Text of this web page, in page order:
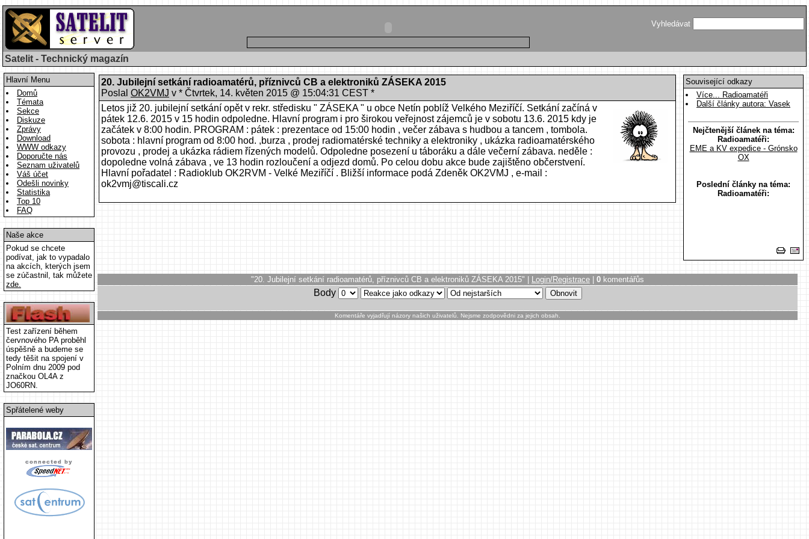
Vyhledávat
Satelit - Technický magazín
Hlavní Menu
Domů
Témata
Sekce
Diskuze
Zprávy
Download
WWW odkazy
Doporučte nás
Seznam uživatelů
Váš účet
Odešli novinky
Statistika
Top 10
FAQ
Naše akce
Pokud se chcete
podívat, jak to vypadalo
na akcích, kterých jsem
se zúčastnil, tak můžete
zde.
Test zařízení během
červnového PA proběhl
úspěšně a budeme se
tedy těšit na spojení v
Polním dnu 2009 pod
značkou OL4A z
JO60RN.
Spřátelené weby
20. Jubilejní setkání radioamatérů, příznivců CB a elektroniků ZÁSEKA 2015
Poslal OK2VMJ v * Čtvrtek, 14. květen 2015 @ 15:04:31 CEST *
Letos již 20. jubilejní setkání opět v rekr. středisku " ZÁSEKA " u obce Netín poblíž Velkého Meziříčí. Setkání začíná v
pátek 12.6. 2015 v 15 hodin odpoledne. Hlavní program i pro širokou veřejnost zájemců je v sobotu 13.6. 2015 kdy je
začátek v 8:00 hodin. PROGRAM : pátek : prezentace od 15:00 hodin , večer zábava s hudbou a tancem , tombola.
sobota : hlavní program od 8:00 hod. ,burza , prodej radiomatérské techniky a elektroniky , ukázka radioamatérského
provozu , prodej a ukázka rádiem řízených modelů. Odpoledne posezení u táboráku a dále večerní zábava. neděle :
dopoledne volná zábava , ve 13 hodin rozloučení a odjezd domů. Po celou dobu akce bude zajištěno občerstvení.
Hlavní pořadatel : Radioklub OK2RVM - Velké Meziříčí . Bližší informace podá Zdeněk OK2VMJ , e-mail :
ok2vmj@tiscali.cz
Související odkazy
Více... Radioamatéři
Další články autora: Vasek
Nejčtenější článek na téma:
Radioamatéři:
EME a KV expedice - Grónsko
OX
Poslední články na téma:
Radioamatéři:
"20. Jubilejní setkání radioamatérů, příznivců CB a elektroniků ZÁSEKA 2015" | Login/Registrace 0 komentářůs
Body
Komentáře vyjadřují názory našich uživatelů. Nejsme zodpovědni za jejich obsah.